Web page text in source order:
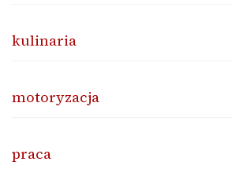
kulinaria
motoryzacja
praca